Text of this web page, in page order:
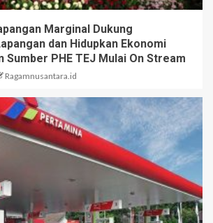
Marginal Dukung
dan Hidupkan Ekonomi
Sumber PHE TEJ Mulai On Stream
Ragamnusantara.id